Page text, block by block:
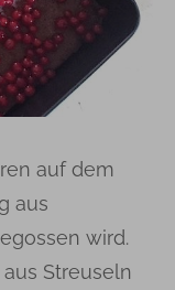
auf dem
aus
wird.
Streuseln